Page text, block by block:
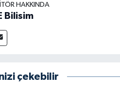
HAKKINDA
Bilisim
çekebilir